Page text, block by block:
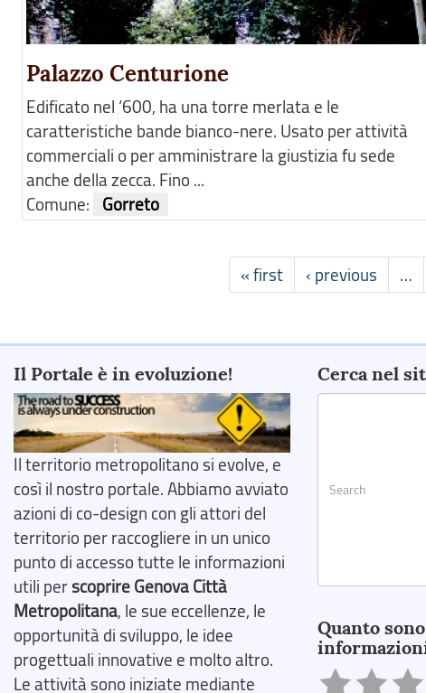
Palazzo Centurione
Edificato nel ‘600, ha una torre merlata e le
caratteristiche bande bianco-nere. Usato per attività
commerciali o per amministrare la giustizia fu sede
anche della zecca. Fino ...
Comune:
Gorreto
« first ‹ previous …
Il Portale è in evoluzione!
Il territorio metropolitano si evolve, e
così il nostro portale. Abbiamo avviato
azioni di co-design con gli attori del
territorio per raccogliere in un unico
punto di accesso tutte le informazioni
utili perscoprire Genova Città
Metropolitana, le sue eccellenze, le
opportunità di sviluppo, le idee
progettuali innovative e molto altro.
Le attività sono iniziate mediante
Cerca nel
Quanto